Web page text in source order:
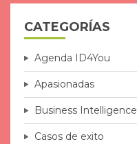
CATEGORÍAS
Agenda ID4You
Apasionadas
Business Intelligence
Casos de exito